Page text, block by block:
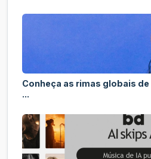
Conheça as rimas globais
...